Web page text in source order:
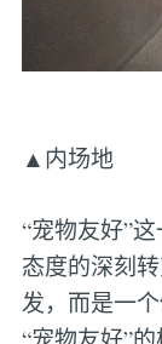
▲内场地
“宠物友好”
态度的深刻
发，而是一